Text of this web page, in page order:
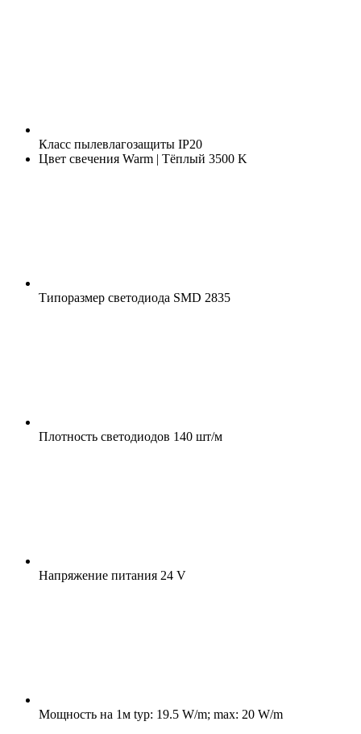
Класс пылевлагозащиты IP20
Цвет свечения Warm | Тёплый 3500 K
Типоразмер светодиода SMD 2835
Плотность светодиодов 140 шт/м
Напряжение питания 24 V
Мощность на 1м typ: 19.5 W/m; max: 20 W/m